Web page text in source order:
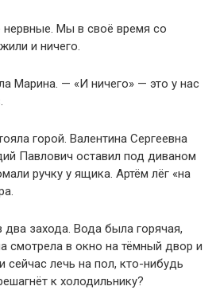
Мы в своё время со
и ничего.
Марина. — «И ничего» — это у нас
горой. Валентина Сергеевна
Павлович оставил под диваном
ручку у ящика. Артём лёг «на
захода. Вода была горячая,
смотрела в окно на тёмный двор и
сейчас лечь на пол, кто-нибудь
к холодильнику?